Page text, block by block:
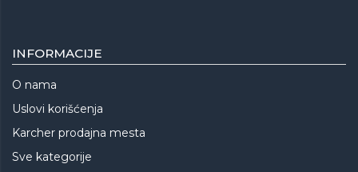
INFORMACIJE
O nama
Uslovi korišćenja
Karcher prodajna mesta
Sve kategorije